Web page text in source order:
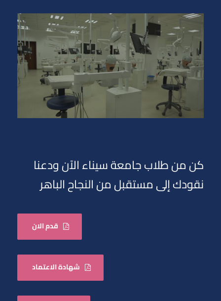
كن من طلاب جامعة سيناء الآن ودعنا
نقودك إلى مستقبل من النجاح الباهر
قدم الان
شهادة الاعتماد